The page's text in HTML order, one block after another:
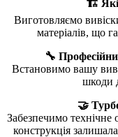
🏗️
Виготовляємо
матеріалів, що
🔧
Встановимо вашу
шкоди
🤝
Забезпечимо технічне
конструкція